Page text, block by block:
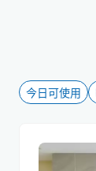
今日可使用